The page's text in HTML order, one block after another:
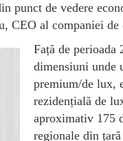
punct de vedere
CEO al companiei
Față de perioada
dimensiuni unde
premium/de lux,
rezidențială de
aproximativ 175
regionale din